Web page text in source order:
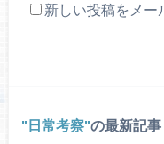
新しい投稿をメー
日常考察 の最新記事